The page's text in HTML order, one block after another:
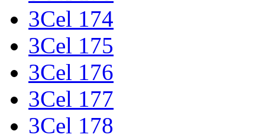
3Cel 174
3Cel 175
3Cel 176
3Cel 177
3Cel 178